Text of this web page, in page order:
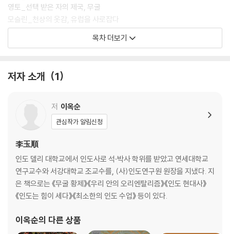
영토_선택 받은 자의 제국, 무굴
모슬린_천상의 옷감, 유럽을 사로잡다
구원_영국 여성 선교사의 두 가지 시선
사랑_국경을 초월한 세기의 스캔들
에필로그｜새로운 인도가 열린다
목차 더보기
저자 소개 1
저 이옥순
관심작가 알림신청
李玉順
인도 델리 대학교에서 인도사로 석·박사 학위를 받았고 연세대학교
연구교수와 서강대학교 조교수를, (사)인도연구원 원장을 지냈다. 지
은 책으로는 《무굴 황제》《우리 안의 오리엔탈리즘》《인도 현대사》
《인도는 힘이 세다》《최소한의 인도 수업》 등이 있다.
이옥순의 다른 상품